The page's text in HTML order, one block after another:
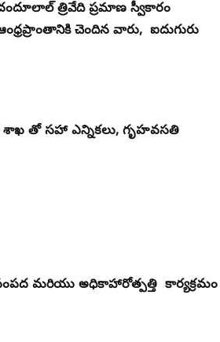
చందూలాల్ త్రివేది ప్రమాణ స్వీకారం
చెందిన వారు, ఐదుగురు
శాఖ తో సహా ఎన్నికలు, గృహవసతి
మరియు అధికాహారోత్పత్తి కార్యక్రమం